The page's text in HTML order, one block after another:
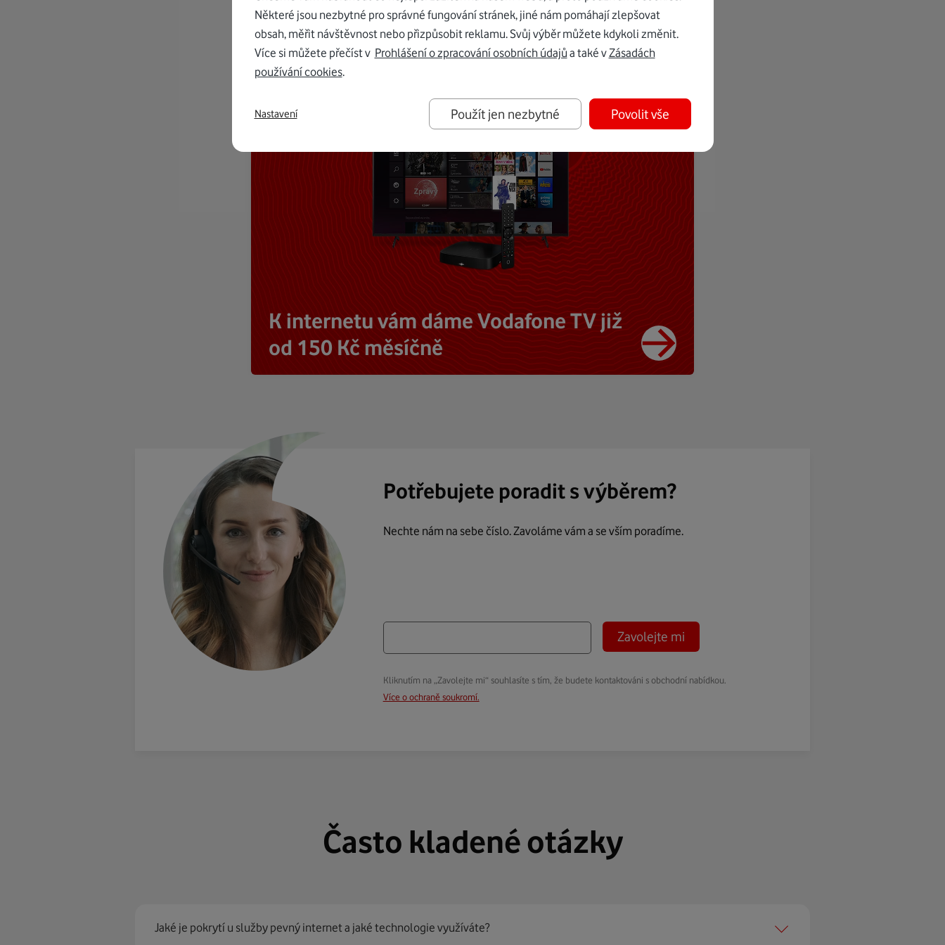
Mohlo by vás zajímat
K internetu vám dáme Vodafone TV již
od 150 Kč měsíčně
Potřebujete poradit s výběrem?
Nechte nám na sebe číslo. Zavoláme vám a se vším poradíme.
Zavolejte mi
Kliknutím na „Zavolejte mi“ souhlasíte s tím, že budete kontaktováni s obchodní nabídkou.
Více o ochraně soukromí.
Často kladené otázky
Jaké je pokrytí u služby pevný internet a jaké technologie využíváte?
Některé jsou nezbytné pro správné fungování stránek, jiné nám pomáhají zlepšovat
obsah, měřit návštěvnost nebo přizpůsobit reklamu. Svůj výběr můžete kdykoli změnit.
Více si můžete přečíst v Prohlášení o zpracování osobních údajů a také vZásadách
používání cookies.
Použít jen nezbytné Povolit vše
Nastavení